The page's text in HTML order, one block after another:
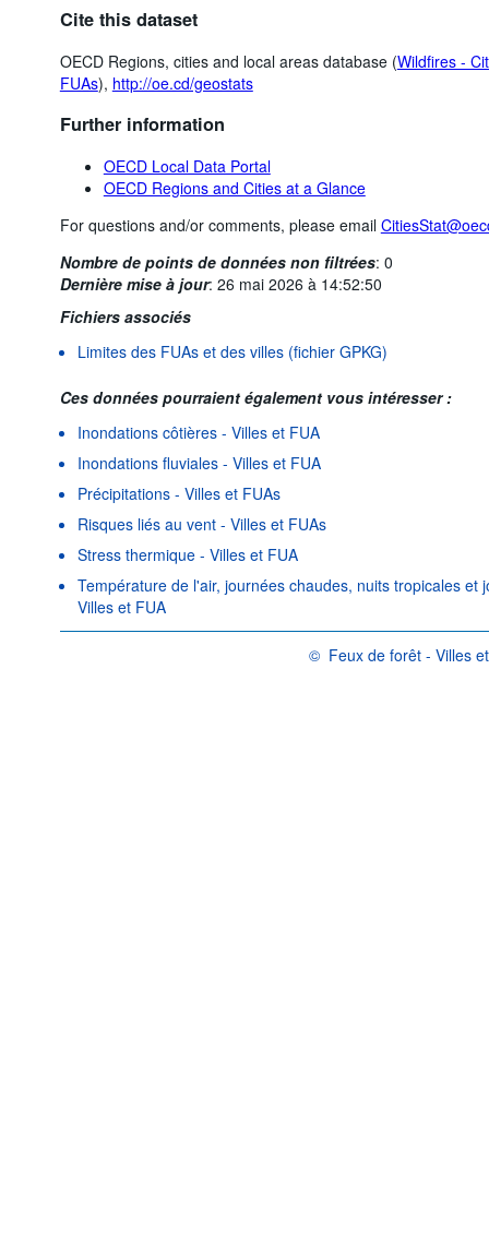
Cite this dataset
OECD Regions, cities and local areas database (Wildfires -
FUAs), http://oe.cd/geostats
Further information
OECD Local Data Portal
OECD Regions and Cities at a Glance
For questions and/or comments, please email
Nombre de points de données non filtrées: 0
Dernière mise à jour: 26 mai 2026 à 14:52:50
Fichiers associés
Limites des FUAs et des villes (fichier GPKG)
Ces données pourraient également vous intéresser :
Inondations côtières - Villes et FUA
Inondations fluviales - Villes et FUA
Précipitations - Villes et FUAs
Risques liés au vent - Villes et FUAs
Stress thermique - Villes et FUA
Température de l'air, journées chaudes, nuits tropicales et
Villes et FUA
© Feux de forêt - Villes